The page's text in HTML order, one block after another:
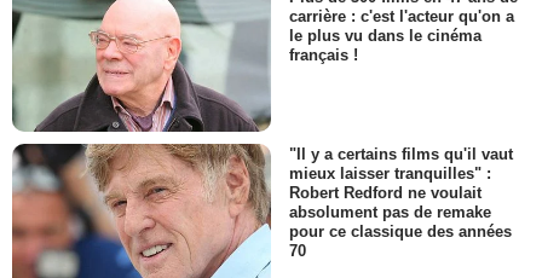
carrière : c'est l'acteur qu'on a
le plus vu dans le cinéma
français !
"Il y a certains films qu'il vaut
mieux laisser tranquilles" :
Robert Redford ne voulait
absolument pas de remake
pour ce classique des années
70